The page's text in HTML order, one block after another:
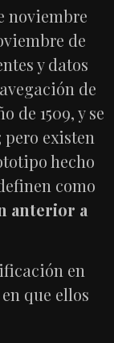
noviembre
de
y datos
de
de 1509, y se
pero existen
hecho
como
anterior a
en
que ellos